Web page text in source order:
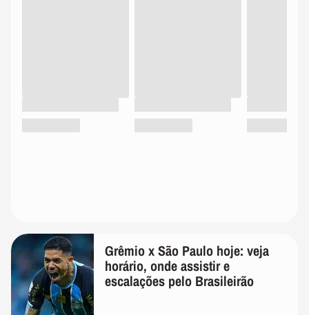
Grêmio x São Paulo hoje: veja
horário, onde assistir e
escalações pelo Brasileirão